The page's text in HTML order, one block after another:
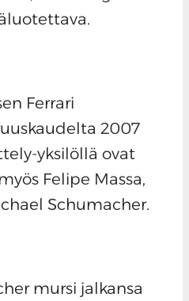
Ferrari
2007
yksilöllä ovat
Felipe Massa,
Schumacher.
mursi jalkansa